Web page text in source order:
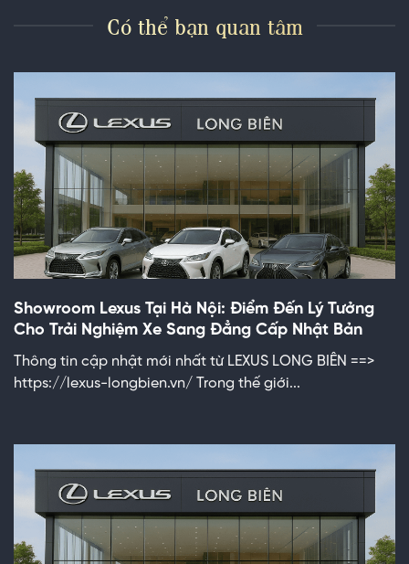
Có thể bạn quan tâm
Showroom Lexus Tại Hà Nội: Điểm Đến Lý Tưởng
Cho Trải Nghiệm Xe Sang Đẳng Cấp Nhật Bản
Thông tin cập nhật mới nhất từ LEXUS LONG BIÊN ==>
https://lexus-longbien.vn/ Trong thế giới...